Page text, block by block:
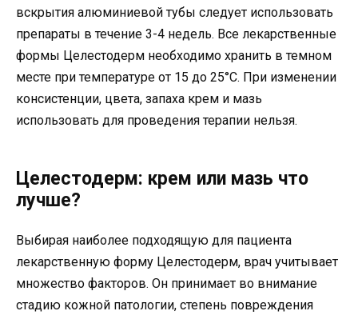
вскрытия алюминиевой тубы следует использовать
препараты в течение 3-4 недель. Все лекарственные
формы Целестодерм необходимо хранить в темном
месте при температуре от 15 до 25°C. При изменении
консистенции, цвета, запаха крем и мазь
использовать для проведения терапии нельзя.
Целестодерм: крем или мазь что
лучше?
Выбирая наиболее подходящую для пациента
лекарственную форму Целестодерм, врач учитывает
множество факторов. Он принимает во внимание
стадию кожной патологии, степень повреждения